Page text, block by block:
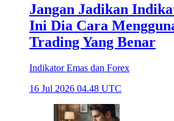
Jangan Jadikan
Ini Dia Cara
Trading Yang Benar
Indikator Emas dan Forex
16 Jul 2026 04.48 UTC